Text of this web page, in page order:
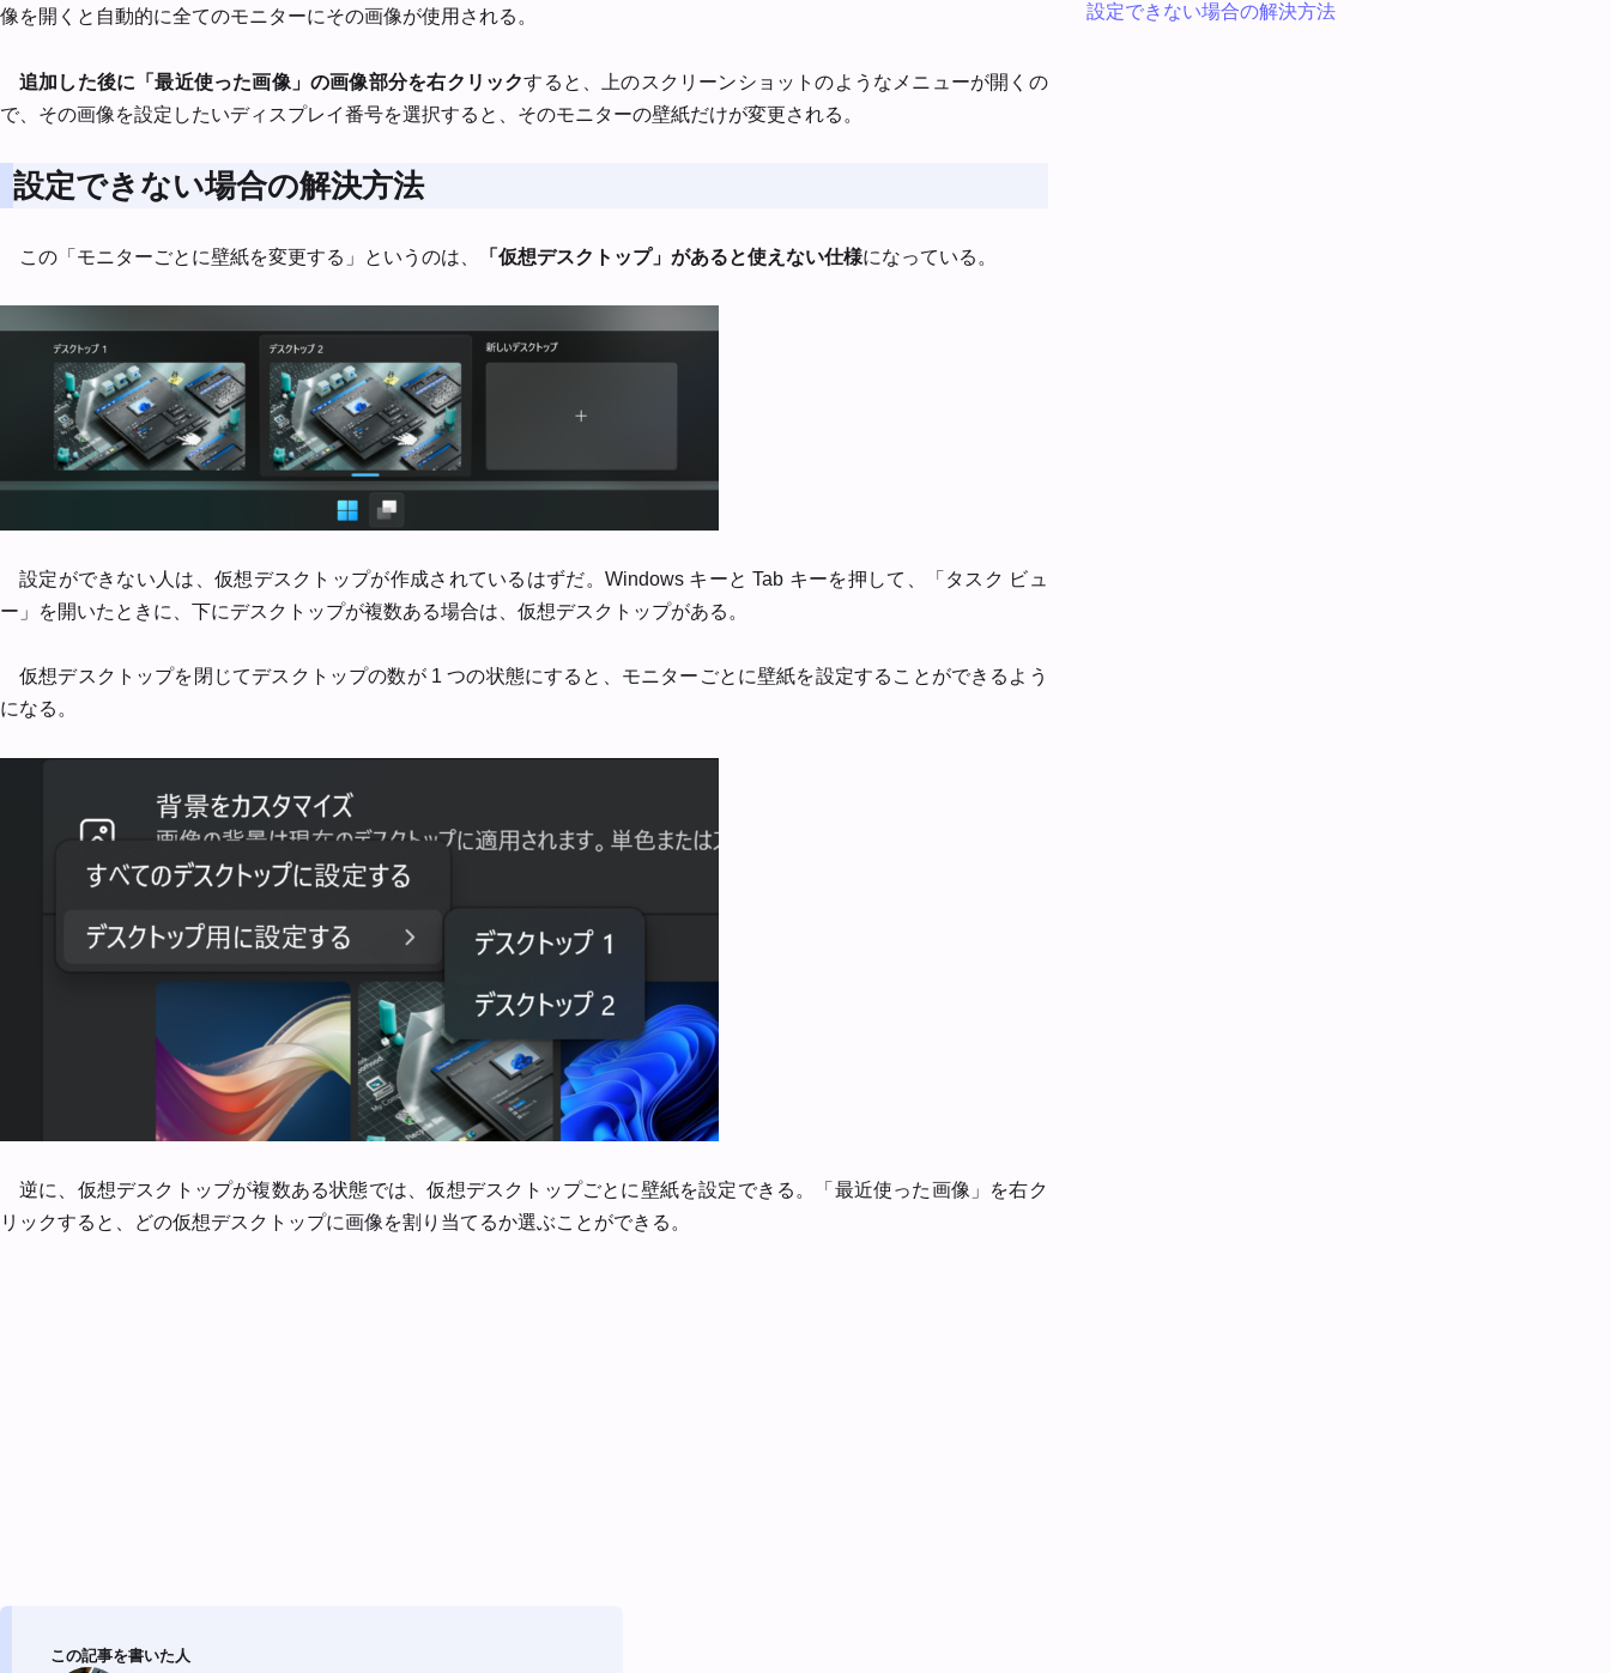
像を開くと自動的に全てのモニターにその画像が使用される。
追加した後に「最近使った画像」の画像部分を右クリックすると、上のスクリーンショットのようなメニューが開くの
で、その画像を設定したいディスプレイ番号を選択すると、そのモニターの壁紙だけが変更される。
設定できない場合の解決方法
この「モニターごとに壁紙を変更する」というのは、 「仮想デスクトップ」があると使えない仕様になっている。
設定ができない人は、仮想デスクトップが作成されているはずだ。Windows キーと Tab キーを押して、「タスク ビュ
ー」を開いたときに、下にデスクトップが複数ある場合は、仮想デスクトップがある。
仮想デスクトップを閉じてデスクトップの数が 1 つの状態にすると、モニターごとに壁紙を設定することができるよう
になる。
逆に、仮想デスクトップが複数ある状態では、仮想デスクトップごとに壁紙を設定できる。「最近使った画像」を右ク
リックすると、どの仮想デスクトップに画像を割り当てるか選ぶことができる。
この記事を書いた人
設定できない場合の解決方法